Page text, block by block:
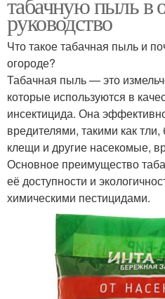
Настой из табачной
Пыль для удобрения
Табачный пестицид
Пыль для опудривания
руководство
Что такое табачная пыль и
огороде?
Табачная пыль — это
которые используются в
инсектицида. Она
вредителями, такими как
клещи и другие насекомые,
Основное преимущество
её доступности и
химическими пестицидами.